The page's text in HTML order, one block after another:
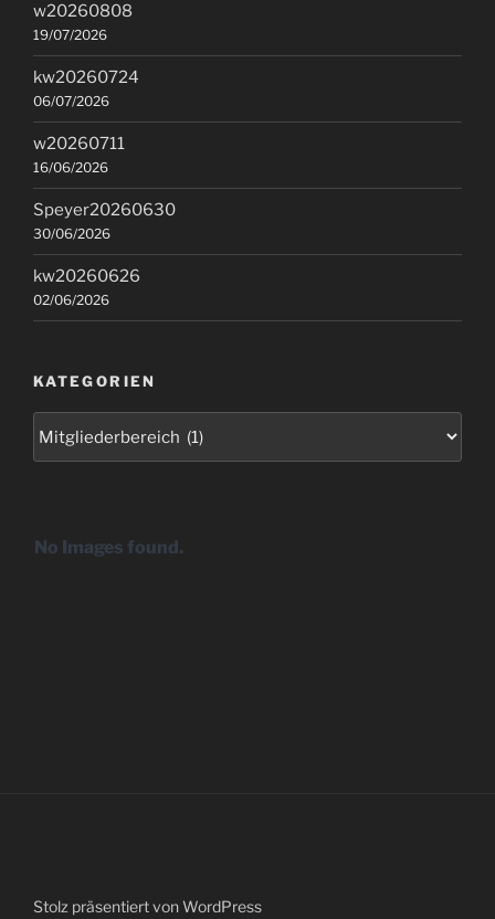
w20260808
19/07/2026
kw20260724
06/07/2026
w20260711
16/06/2026
Speyer20260630
30/06/2026
kw20260626
02/06/2026
KATEGORIEN
No Images found.
Stolz präsentiert von WordPress